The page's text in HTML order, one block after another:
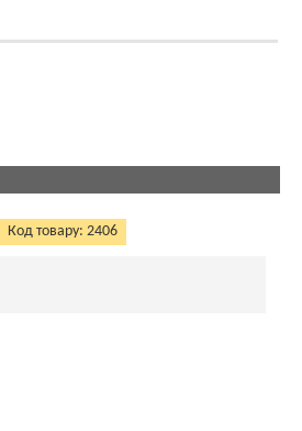
Код товару: 2406